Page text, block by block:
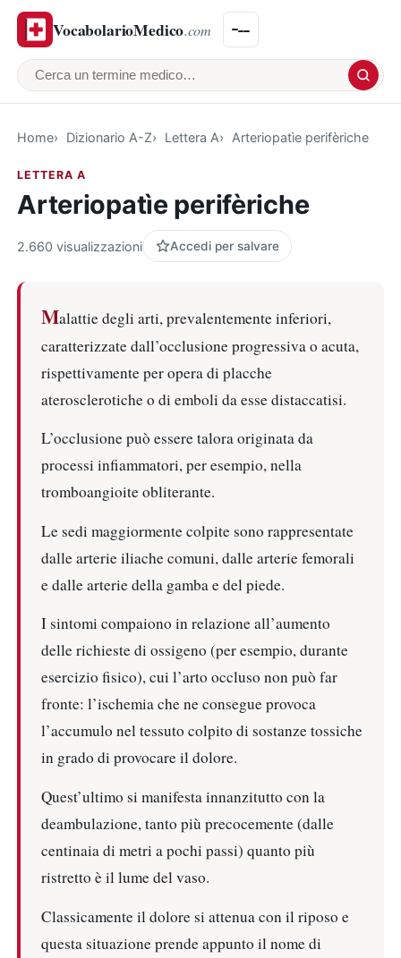
VocabolarioMedico.com
Cerca un termine medico
Home Dizionario A-Z Lettera A Arteriopatìe perifèriche
LETTERA A
Arteriopatìe perifèriche
2.660 visualizzazioni Accedi per salvare
Malattie degli arti, prevalentemente inferiori,
caratterizzate dall’occlusione progressiva o acuta,
rispettivamente per opera di placche
aterosclerotiche o di emboli da esse distaccatisi.
L’occlusione può essere talora originata da
processi infiammatori, per esempio, nella
tromboangioite obliterante.
Le sedi maggiormente colpite sono rappresentate
dalle arterie iliache comuni, dalle arterie femorali
e dalle arterie della gamba e del piede.
I sintomi compaiono in relazione all’aumento
delle richieste di ossigeno (per esempio, durante
esercizio fisico), cui l’arto occluso non può far
fronte: l’ischemia che ne consegue provoca
l’accumulo nel tessuto colpito di sostanze tossiche
in grado di provocare il dolore.
Quest’ultimo si manifesta innanzitutto con la
deambulazione, tanto più precocemente (dalle
centinaia di metri a pochi passi) quanto più
ristretto è il lume del vaso.
Classicamente il dolore si attenua con il riposo e
questa situazione prende appunto il nome di